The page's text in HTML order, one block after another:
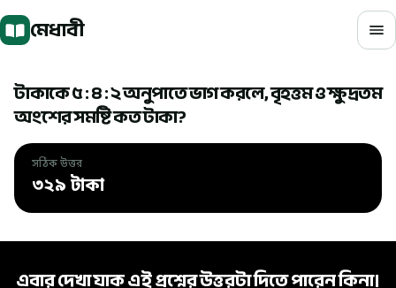
মূল বিষয়বস্তুতে যান
মেধাবী
টাকাকে ৫ : ৪ : ২ অনুপাতে ভাগ করলে, বৃহত্তম ও ক্ষুদ্রতম
অংশের সমষ্টি কত টাকা?
সঠিক উত্তর
৩২৯ টাকা
সঠিক উত্তর: ৩২৯ টাকা
এবার দেখা যাক এই প্রশ্নের উত্তরটা দিতে পারেন কিনা।